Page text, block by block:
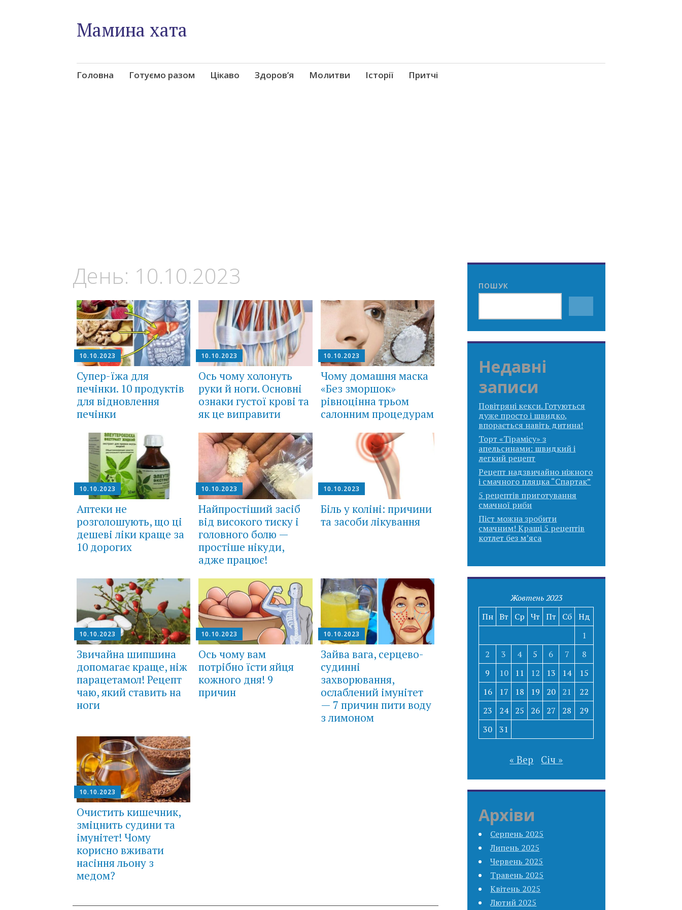
Мамина хата
Skip
Головна Готуємо разом Цікаво Здоров’я Молитви Історії Притчі
День: 10.10.2023
10.10.2023
Супер-їжа для
печінки. 10 продуктів
для відновлення
печінки
10.10.2023
Ось чому холонуть
руки й ноги. Основні
ознаки густої крові та
як це виправити
10.10.2023
Чому домашня маска
«Без зморшок»
рівноцінна трьом
салонним процедурам
10.10.2023
Аптеки не
розголошують, що ці
дешеві ліки краще за
10 дорогих
10.10.2023
Найпростіший засіб
від високого тиску і
головного болю —
простіше нікуди,
адже працює!
10.10.2023
Біль у коліні: причини
та засоби лікування
10.10.2023
Звичайна шипшина
допомагає краще, ніж
парацетамол! Рецепт
чаю, який ставить на
ноги
10.10.2023
Ось чому вам
потрібно їсти яйця
кожного дня! 9
причин
10.10.2023
Зайва вага, серцево-
судинні
захворювання,
ослаблений імунітет
— 7 причин пити воду
з лимоном
10.10.2023
Очистить кишечник,
зміцнить судини та
імунітет! Чому
корисно вживати
насіння льону з
медом?
ПОШУК
Недавні
записи
Повітряні кекси. Готуються
дуже просто і швидко,
впорається навіть дитина!
Торт «Тірамісу» з
апельсинами: швидкий і
легкий рецепт
Рецепт надзвичайно ніжного
і смачного пляцка “Спартак”
5 рецептів приготування
смачної риби
Піст можна зробити
смачним! Кращі 5 рецептів
котлет без м’яса
Жовтень 2023
Пн Вт Ср Чт Пт Сб Нд
1
2
3 4 5 6 7
8
9
10 11 12 13 14
15
16
17 18 19 20 21
22
23
24 25 26 27 28
29
30
31
« Вер Січ »
Архіви
Серпень 2025
Липень 2025
Червень 2025
Травень 2025
Квітень 2025
Лютий 2025